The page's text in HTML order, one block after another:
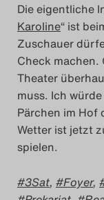
Die eigentliche
Karoline“ ist
Zuschauer
Check machen.
Theater
muss. Ich
Pärchen im Hof
Wetter ist jetzt
spielen.
3Sat, Foyer,